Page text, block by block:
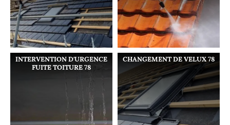
INTERVENTION D'URGENCE
FUITE TOITURE 78
CHANGEMENT DE VELUX 78